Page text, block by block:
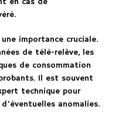
importance cruciale.
de télé-relève, les
de consommation
Il est souvent
technique pour
anomalies.